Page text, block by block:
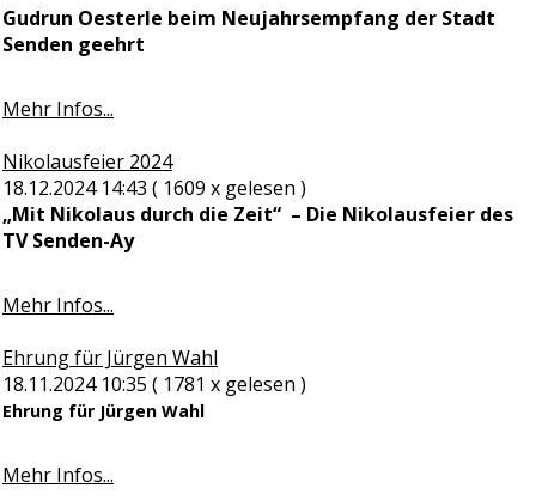
Gudrun Oesterle beim Neujahrsempfang der Stadt
Senden geehrt
Mehr Infos...
Nikolausfeier 2024
18.12.2024 14:43 ( 1609 x gelesen )
„Mit Nikolaus durch die Zeit“ – Die Nikolausfeier des
TV Senden-Ay
Mehr Infos...
Ehrung für Jürgen Wahl
18.11.2024 10:35 ( 1781 x gelesen )
Ehrung für Jürgen Wahl
Mehr Infos...